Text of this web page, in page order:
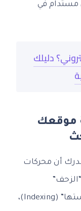
مستدام في
دليلك
موقعك
أن محركات
(Crawling) إلى مواقع الويب، و”فهرستها” (Indexing)،